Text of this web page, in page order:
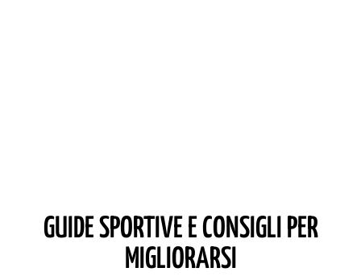
GUIDE SPORTIVE E CONSIGLI PER
MIGLIORARSI